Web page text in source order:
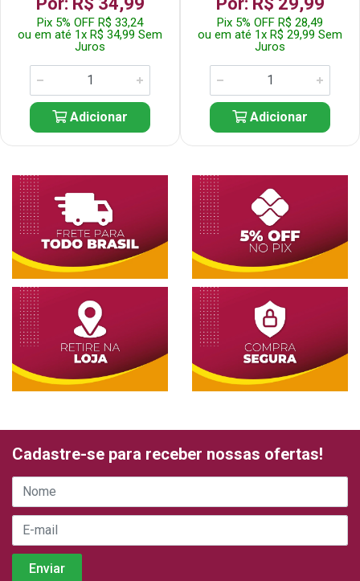
Pix 5% OFF R$ 33,24
ou em até 1x R$ 34,99 Sem
Juros
Adicionar
Pix 5% OFF R$ 28,49
ou em até 1x R$ 29,99 Sem
Juros
Adicionar
Cadastre-se para receber nossas ofertas!